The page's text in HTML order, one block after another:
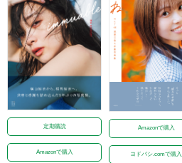
定期購読
Amazonで購入
Amazonで購入
ヨドバシ.comで購入